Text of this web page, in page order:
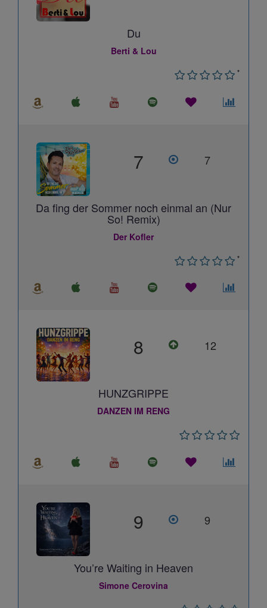
Du
Berti & Lou
*
7 7
Da fing der Sommer noch einmal an (Nur
So! Remix)
Der Kofler
*
8 12
HUNZGRIPPE
DANZEN IM RENG
9 9
You’re Waiting in Heaven
Simone Cerovina